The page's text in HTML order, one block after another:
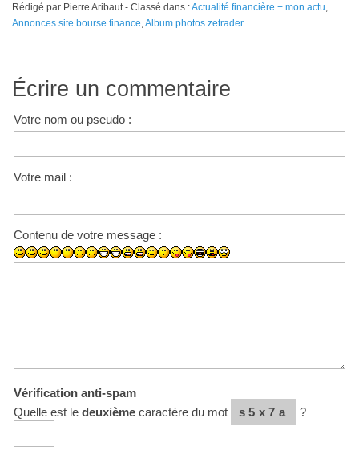
Rédigé par Pierre Aribaut - Classé dans :Actualité financière + mon actu,
Annonces site bourse finance,Album photos zetrader
Écrire un commentaire
Votre nom ou pseudo :
Votre mail :
Contenu de votre message :
Vérification anti-spam
Quelle est le deuxièmecaractère du mot s5x7a ?